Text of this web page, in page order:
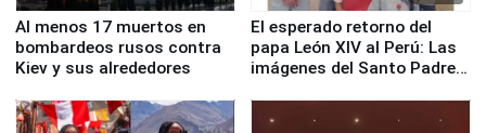
Al menos 17 muertos en
bombardeos rusos contra
Kiev y sus alrededores
El esperado retorno del
papa León XIV al Perú: Las
imágenes del Santo Padre